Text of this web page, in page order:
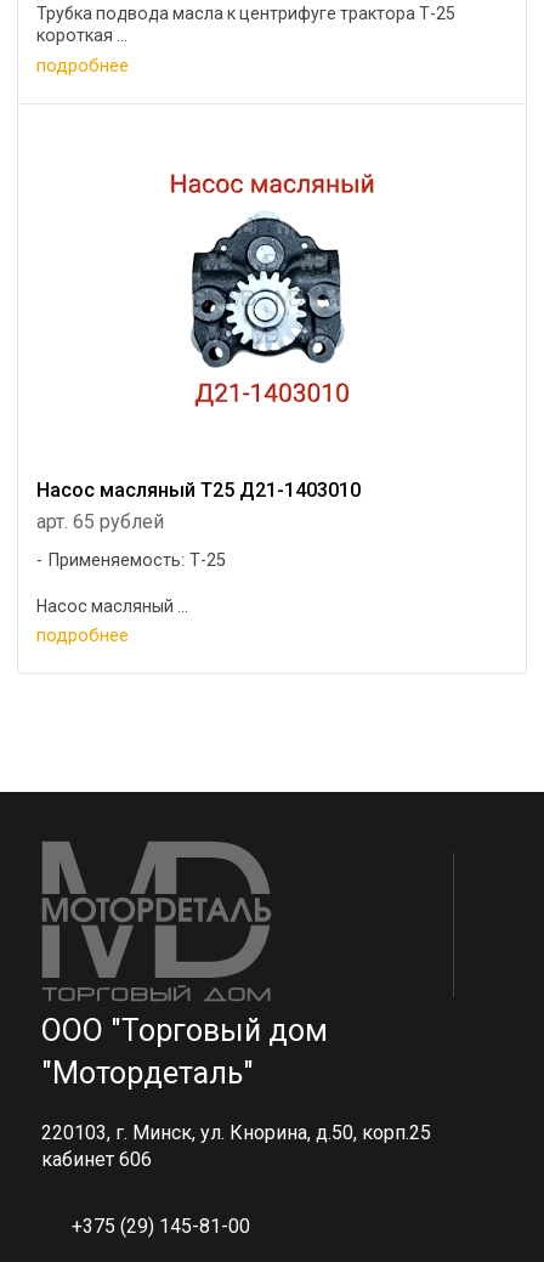
Трубка подвода масла к центрифуге трактора Т-25
короткая ...
подробнее
Насос масляный Т25 Д21-1403010
арт. 65 рублей
Применяемость: Т-25
Насос масляный ...
подробнее
ООО "Торговый дом
"Мотордеталь"
220103, г. Минск, ул. Кнорина, д.50, корп.25
кабинет 606
+375 (29) 145-81-00